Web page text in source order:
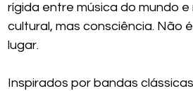
rígida entre música do mundo
cultural, mas consciência. Não
lugar.
Inspirados por bandas